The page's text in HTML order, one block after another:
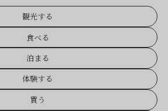
観光する
食べる
泊まる
体験する
買う